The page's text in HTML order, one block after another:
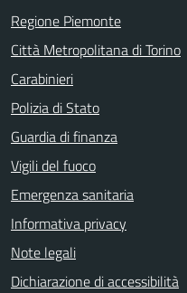
Regione Piemonte
Città Metropolitana di Torino
Carabinieri
Polizia di Stato
Guardia di finanza
Vigili del fuoco
Emergenza sanitaria
Informativa privacy
Note legali
Dichiarazione di accessibilità